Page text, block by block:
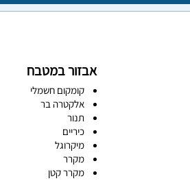
אבזור במטבח
קומקום חשמלי
אלקטרה בר
תנור
כיריים
מיקרוגל
מקרר
מקרר קטן